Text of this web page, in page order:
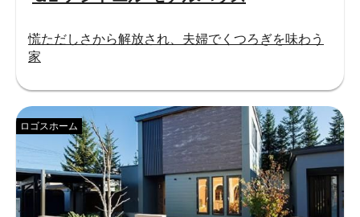
慌ただしさから解放され、夫婦でくつろぎを味わう
家
ロゴスホーム